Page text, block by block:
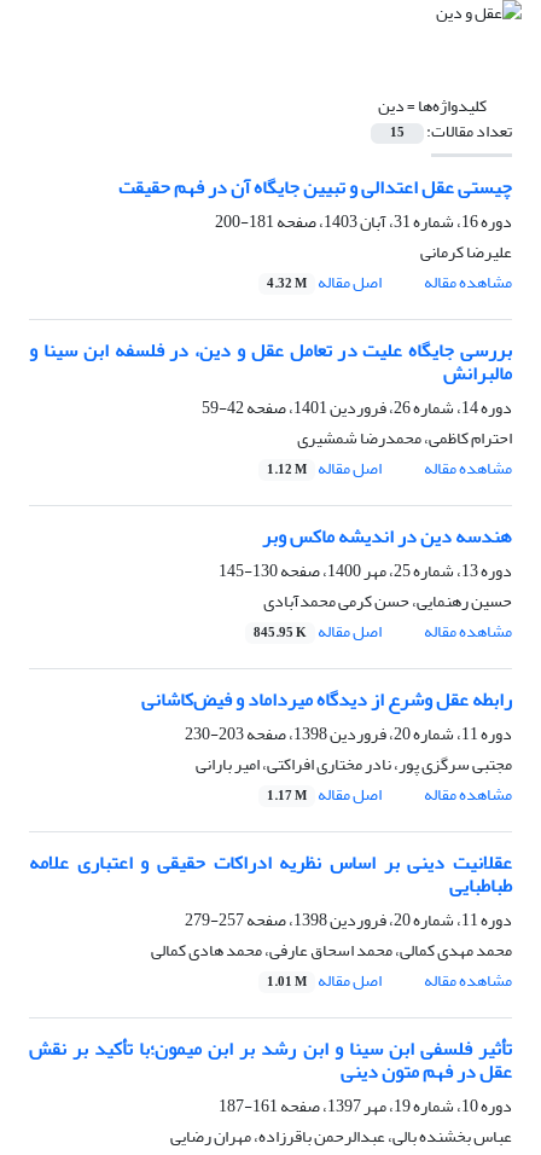
کلیدواژه‌ها =دین
تعداد مقالات: 15
چیستی عقل اعتدالی و تبیین جایگاه آن در فهم حقیقت
دوره 16، شماره 31، آبان 1403، صفحه
181-200
علیرضا کرمانی
مشاهده مقاله
اصل مقاله 4.32 M
بررسی جایگاه علیت در تعامل عقل و دین، در فلسفه ابن سینا و
مالبرانش
دوره 14، شماره 26، فروردین 1401، صفحه
42-59
احترام کاظمی، محمدرضا شمشیری
مشاهده مقاله
اصل مقاله 1.12 M
هندسه دین در اندیشه ماکس وبر
دوره 13، شماره 25، مهر 1400، صفحه
130-145
حسین رهنمایی، حسن کرمی محمدآبادی
مشاهده مقاله
اصل مقاله 845.95 K
رابطه عقل وشرع از دیدگاه میرداماد و فیض‌کاشانی
دوره 11، شماره 20، فروردین 1398، صفحه
203-230
مجتبی سرگزی پور، نادر مختاری افراکتی، امیر بارانی
مشاهده مقاله
اصل مقاله 1.17 M
عقلانیت دینی بر اساس نظریه ادراکات حقیقی و اعتباری علامه
طباطبایی
دوره 11، شماره 20، فروردین 1398، صفحه
257-279
محمد مهدی کمالی، محمد اسحاق عارفی، محمد هادی کمالی
مشاهده مقاله
اصل مقاله 1.01 M
تأثیر فلسفی ابن سینا و ابن رشد بر ابن میمون؛با تأکید بر نقش
عقل در فهم متون دینی
دوره 10، شماره 19، مهر 1397، صفحه
161-187
عباس بخشنده بالی، عبدالرحمن باقرزاده، مهران رضایی